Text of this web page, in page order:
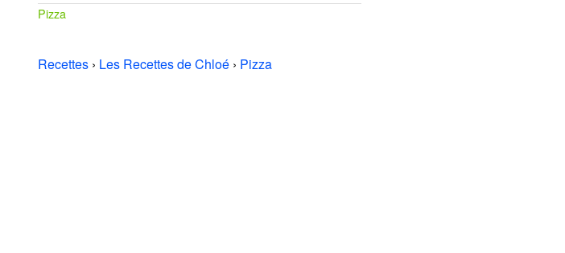
Pizza
Recettes › Les Recettes de Chloé › Pizza